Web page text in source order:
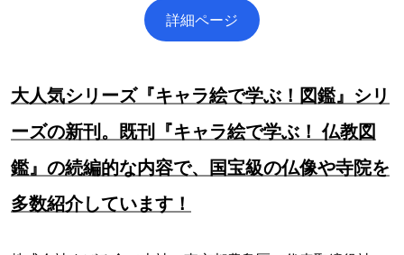
詳細ページ
大人気シリーズ『キャラ絵で学ぶ！図鑑』シリ
ーズの新刊。既刊『キャラ絵で学ぶ！ 仏教図
鑑』の続編的な内容で、国宝級の仏像や寺院を
多数紹介しています！